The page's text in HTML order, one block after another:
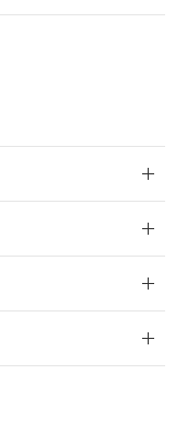
用すること
ステル類４
期間は出
とから備考
替を完了
ない限
おりま